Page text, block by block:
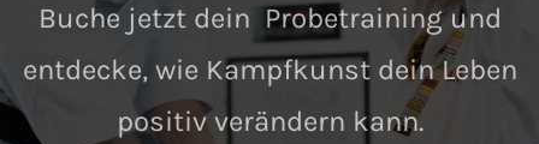
Buche jetzt dein Probetraining und
entdecke, wie Kampfkunst dein Leben
positiv verändern kann.